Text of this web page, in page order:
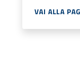
VAI ALLA